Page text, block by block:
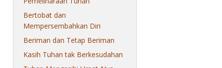
Bertobat dan
Mempersembahkan Diri
Beriman dan Tetap Beriman
Kasih Tuhan tak Berkesudahan